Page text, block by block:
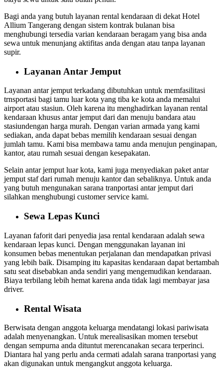
Bagi anda yang butuh layanan rental kendaraan di dekat Hotel
Allium Tangerang dengan sistem kontrak bulanan bisa
menghubungi tersedia varian kendaraan beragam yang bisa anda
sewa untuk menunjang aktifitas anda dengan atau tanpa layanan
supir.
Layanan Antar Jemput
Layanan antar jemput terkadang dibutuhkan untuk memfasilitasi
trnsportasi bagi tamu luar kota yang tiba ke kota anda memalui
airport atau stasiun. Oleh karena itu menghadirkan layanan rental
kendaraan khusus antar jemput dari dan menuju bandara atau
stasiundengan harga murah. Dengan varian armada yang kami
sediakan, anda dapat bebas memilih kendaraan sesuai dengan
jumlah tamu. Kami bisa membawa tamu anda menujun penginapan,
kantor, atau rumah sesuai dengan kesepakatan.
Selain antar jemput luar kota, kami juga menyediakan paket antar
jemput staf dari rumah menuju kantor dan sebaliknya. Untuk anda
yang butuh mengunakan sarana tranportasi antar jemput dari
silahkan menghubungi customer service kami.
Sewa Lepas Kunci
Layanan faforit dari penyedia jasa rental kendaraan adalah sewa
kendaraan lepas kunci. Dengan menggunakan layanan ini
konsumen bebas menentukan perjalanan dan mendapatkan privasi
yang lebih baik. Disamping itu kapasitas kendaraan dapat bertambah
satu seat disebabkan anda sendiri yang mengemudikan kendaraan.
Biaya terbilang lebih hemat karena anda tidak lagi membayar jasa
driver.
Rental Wisata
Berwisata dengan anggota keluarga mendatangi lokasi pariwisata
adalah menyenangkan. Untuk merealisasikan momen tersebut
dengan sempurna anda dituntut merencanakan secara terperinci.
Diantara hal yang perlu anda cermati adalah sarana tranportasi yang
akan digunakan untuk mengangkut anggota keluarga.